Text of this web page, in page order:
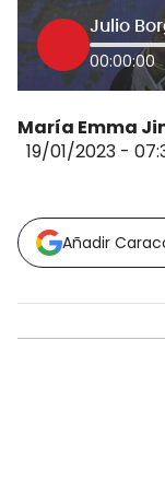
00:00:00
María Emma
19/01/2023 -
Añadir